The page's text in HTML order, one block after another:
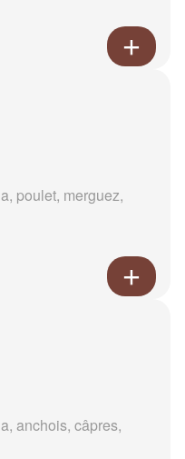
poulet, merguez,
anchois, câpres,